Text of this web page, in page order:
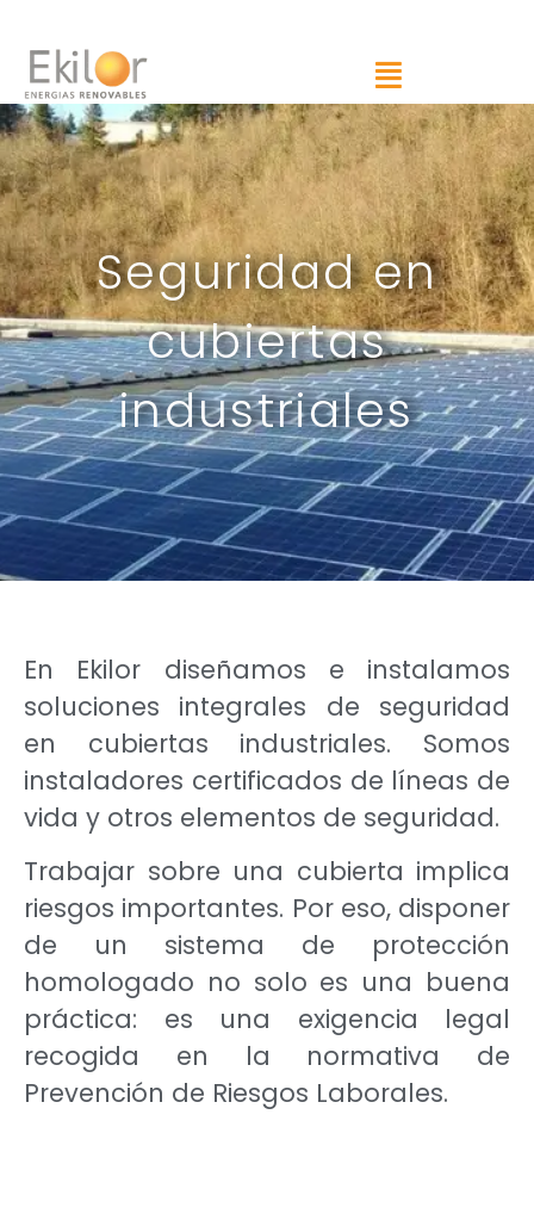
Seguridad en
cubiertas
industriales
En Ekilor diseñamos e instalamos
soluciones integrales de seguridad
en cubiertas industriales. Somos
instaladores certificados de líneas de
vida y otros elementos de seguridad.
Trabajar sobre una cubierta implica
riesgos importantes. Por eso, disponer
de un sistema de protección
homologado no solo es una buena
práctica: es una exigencia legal
recogida en la normativa de
Prevención de Riesgos Laborales.